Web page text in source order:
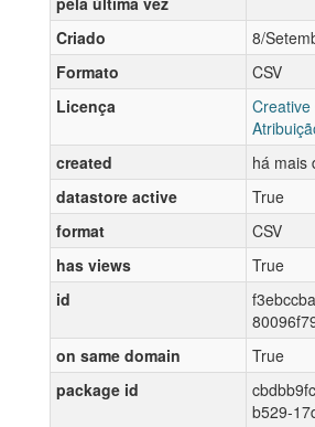
Criado
8/
Formato
CSV
Licença
created
há mais
datastore active
True
format
CSV
has views
True
id
on same domain
True
package id
b529-